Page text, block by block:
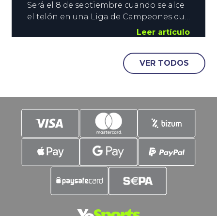
Será el 8 de septiembre cuando se alce
el telón en una Liga de Campeones que
nos llevará hasta el 5 de junio, fecha en
la que se disputará la Final en el
Metropolitano. Los analistas y los
operadores de apuestas deportivas se
han apresurado a crear una primera
Leer artículo
VER TODOS